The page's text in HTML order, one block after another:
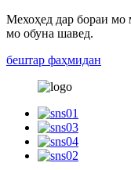
Мехоҳед дар бораи мо
мо обуна шавед.
бештар фаҳмидан